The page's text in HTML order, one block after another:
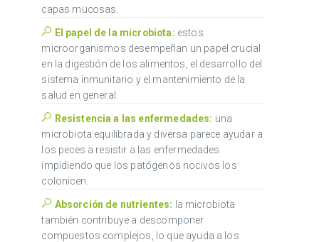
capas mucosas.
El papel de la microbiota: estos
microorganismos desempeñan un papel crucial
en la digestión de los alimentos, el desarrollo del
sistema inmunitario y el mantenimiento de la
salud en general.
Resistencia a las enfermedades: una
microbiota equilibrada y diversa parece ayudar a
los peces a resistir a las enfermedades
impidiendo que los patógenos nocivos los
colonicen.
Absorción de nutrientes: la microbiota
también contribuye a descomponer
compuestos complejos, lo que ayuda a los